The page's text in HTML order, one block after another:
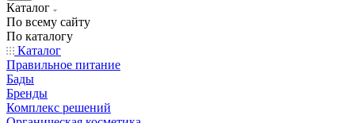
Каталог
По всему сайту
По каталогу
Каталог
Правильное питание
Бады
Бренды
Комплекс решений